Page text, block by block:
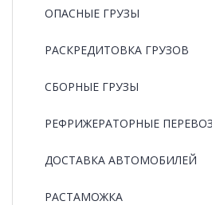
ОПАСНЫЕ ГРУЗЫ
РАCКРЕДИТОВКА ГРУЗОВ
СБОРНЫЕ ГРУЗЫ
РЕФРИЖЕРАТОРНЫЕ
ДОСТАВКА АВТОМОБИЛЕЙ
РАСТАМОЖКА